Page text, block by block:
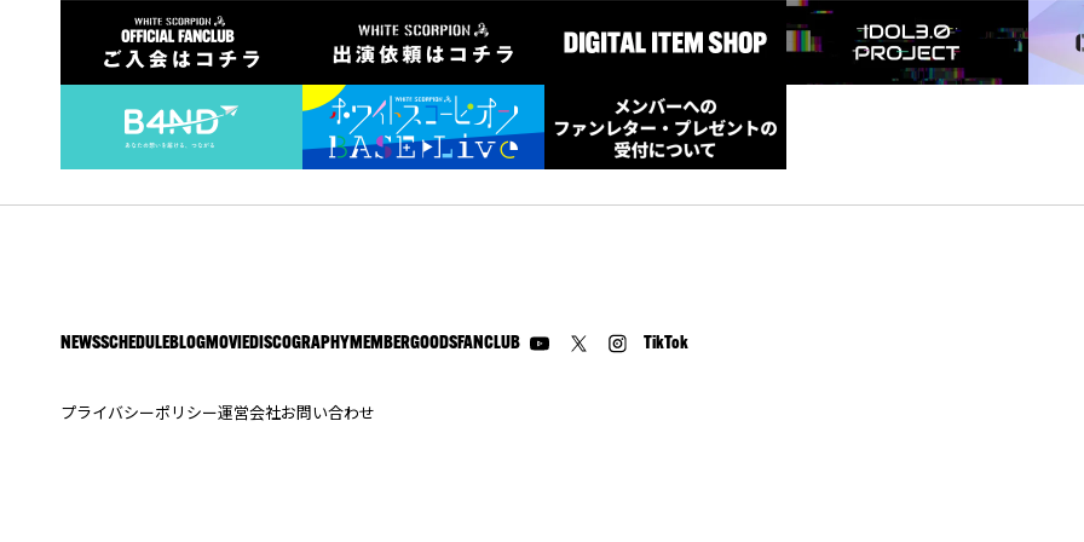
NEWSSCHEDULE BLOGMOVIE DISCOGRAPHY MEMBERGOODS FANCLUB TikTok
プライバシーポリシー運営会社お問い合わせ